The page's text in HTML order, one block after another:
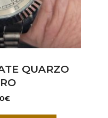
QUARZO
€